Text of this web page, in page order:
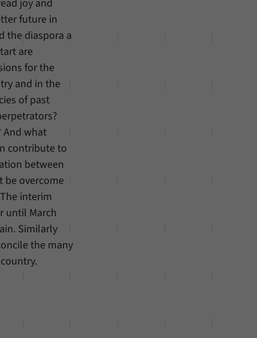
joy and
future in
the diaspora a
are
for the
and in the
of past
And what
contribute to
between
be overcome
interim
until March
Similarly
the many